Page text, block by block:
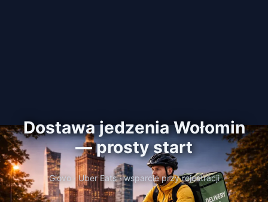
Dostawa jedzenia Wołomin
— prosty start
Glovo · Uber Eats · wsparcie przy rejestracji